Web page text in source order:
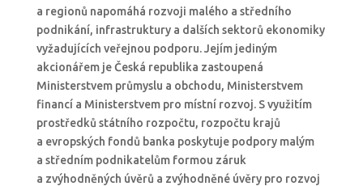
a regionů napomáhá rozvoji malého a středního
podnikání, infrastruktury a dalších sektorů ekonomiky
vyžadujících veřejnou podporu. Jejím jediným
akcionářem je Česká republika zastoupená
Ministerstvem průmyslu a obchodu, Ministerstvem
financí a Ministerstvem pro místní rozvoj. S využitím
prostředků státního rozpočtu, rozpočtu krajů
a evropských fondů banka poskytuje podpory malým
a středním podnikatelům formou záruk
a zvýhodněných úvěrů a zvýhodněné úvěry pro rozvoj